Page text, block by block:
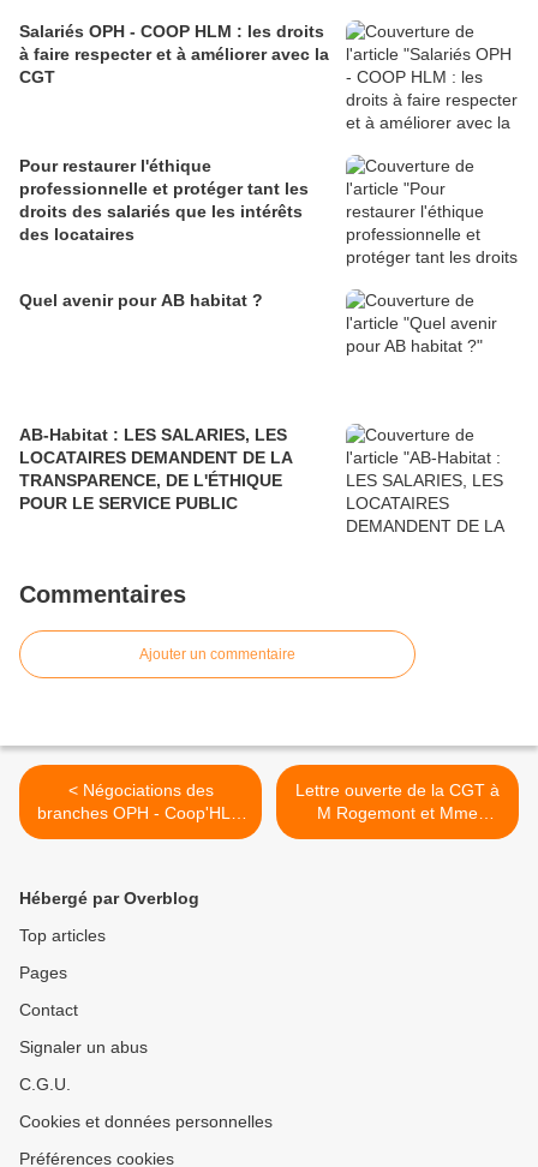
Salariés OPH - COOP HLM : les droits
à faire respecter et à améliorer avec la
CGT
Pour restaurer l'éthique
professionnelle et protéger tant les
droits des salariés que les intérêts
des locataires
Quel avenir pour AB habitat ?
AB-Habitat : LES SALARIES, LES
LOCATAIRES DEMANDENT DE LA
TRANSPARENCE, DE L'ÉTHIQUE
POUR LE SERVICE PUBLIC
Commentaires
Ajouter un commentaire
< Négociations des
branches OPH - Coop'HLM
- ESH
Lettre ouverte de la CGT à
M Rogemont et Mme
Lienemann : Flambée des
Hébergé par Overblog
Top articles
Pages
Contact
Signaler un abus
C.G.U.
Cookies et données personnelles
Préférences cookies